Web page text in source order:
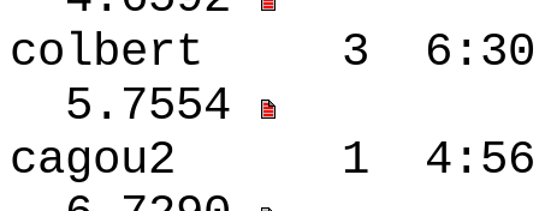
colbert 3
5.7554
cagou2 1